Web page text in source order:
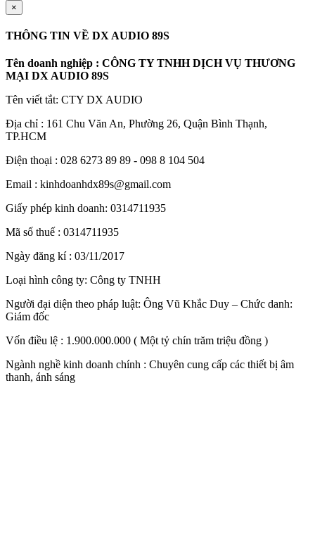
×
THÔNG TIN VỀ DX AUDIO 89S
Tên doanh nghiệp : CÔNG TY TNHH DỊCH VỤ THƯƠNG
MẠI DX AUDIO 89S
Tên viết tắt: CTY DX AUDIO
Địa chỉ : 161 Chu Văn An, Phường 26, Quận Bình Thạnh,
TP.HCM
Điện thoại : 028 6273 89 89 - 098 8 104 504
Email : kinhdoanhdx89s@gmail.com
Giấy phép kinh doanh: 0314711935
Mã số thuế : 0314711935
Ngày đăng kí : 03/11/2017
Loại hình công ty: Công ty TNHH
Người đại diện theo pháp luật: Ông Vũ Khắc Duy – Chức danh:
Giám đốc
Vốn điều lệ : 1.900.000.000 ( Một tỷ chín trăm triệu đồng )
Ngành nghề kinh doanh chính : Chuyên cung cấp các thiết bị âm
thanh, ánh sáng